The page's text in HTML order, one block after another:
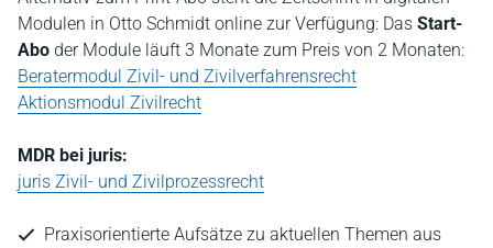
Modulen in Otto Schmidt online zur Verfügung: Das Start-
Abo der Module läuft 3 Monate zum Preis von 2 Monaten:
Beratermodul Zivil- und Zivilverfahrensrecht
Aktionsmodul Zivilrecht
MDR bei juris:
juris Zivil- und Zivilprozessrecht
Praxisorientierte Aufsätze zu aktuellen Themen aus